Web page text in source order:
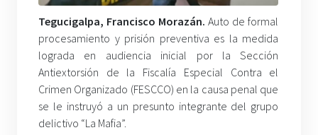
Tegucigalpa, Francisco Morazán.Auto de formal
procesamiento y prisión preventiva es la medida
lograda en audiencia inicial por la Sección
Antiextorsión de la Fiscalía Especial Contra el
Crimen Organizado (FESCCO) en la causa penal que
se le instruyó a un presunto integrante del grupo
delictivo “La Mafia”.